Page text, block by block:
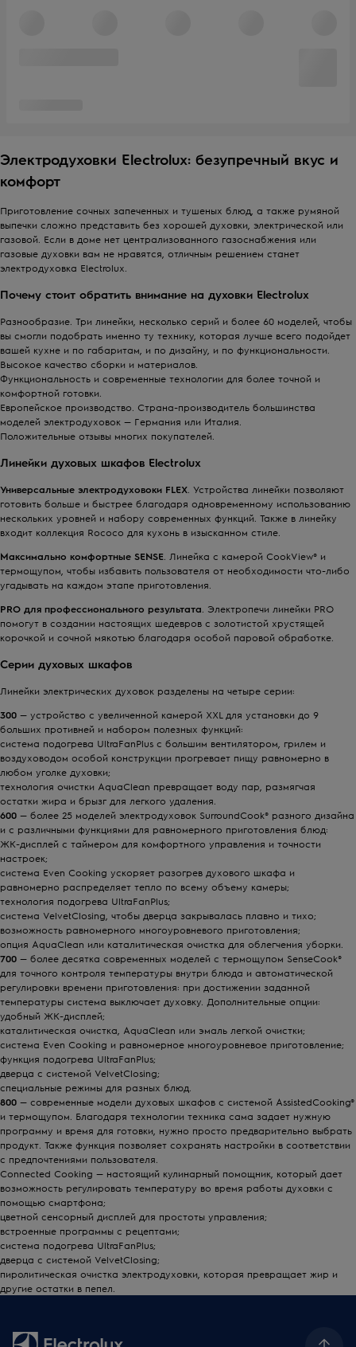
Электродуховки Electrolux: безупречный вкус и
комфорт
Приготовление сочных запеченных и тушеных блюд, а также румяной
выпечки сложно представить без хорошей духовки, электрической или
газовой. Если в доме нет централизованного газоснабжения или
газовые духовки вам не нравятся, отличным решением станет
электродуховка Electrolux.
Почему стоит обратить внимание на духовки Electrolux
Разнообразие. Три линейки, несколько серий и более 60 моделей, чтобы
вы смогли подобрать именно ту технику, которая лучше всего подойдет
вашей кухне и по габаритам, и по дизайну, и по функциональности.
Высокое качество сборки и материалов.
Функциональность и современные технологии для более точной и
комфортной готовки.
Европейское производство. Страна-производитель большинства
моделей электродуховок — Германия или Италия.
Положительные отзывы многих покупателей.
Линейки духовых шкафов Electrolux
Универсальные электродуховоки FLEX . Устройства линейки позволяют
готовить больше и быстрее благодаря одновременному использованию
нескольких уровней и набору современных функций. Также в линейку
входит коллекция Rococo для кухонь в изысканном стиле.
Максимально комфортные SENSE . Линейка с камерой CookView® и
термощупом, чтобы избавить пользователя от необходимости что-либо
угадывать на каждом этапе приготовления.
PRO для профессионального результата . Электропечи линейки PRO
помогут в создании настоящих шедевров с золотистой хрустящей
корочкой и сочной мякотью благодаря особой паровой обработке.
Серии духовых шкафов
Линейки электрических духовок разделены на четыре серии:
300 — устройство с увеличенной камерой XXL для установки до 9
больших противней и набором полезных функций:
система подогрева UltraFanPlus с большим вентилятором, грилем и
воздуховодом особой конструкции прогревает пищу равномерно в
любом уголке духовки;
технология очистки AquaClean превращает воду пар, размягчая
остатки жира и брызг для легкого удаления.
600 — более 25 моделей электродуховок SurroundCook® разного дизайна
и с различными функциями для равномерного приготовления блюд:
ЖК-дисплей с таймером для комфортного управления и точности
настроек;
система Even Cooking ускоряет разогрев духового шкафа и
равномерно распределяет тепло по всему объему камеры;
технология подогрева UltraFanPlus;
система VelvetClosing, чтобы дверца закрывалась плавно и тихо;
возможность равномерного многоуровневого приготовления;
опция AquaClean или каталитическая очистка для облегчения уборки.
700 — более десятка современных моделей с термощупом SenseCook®
для точного контроля температуры внутри блюда и автоматической
регулировки времени приготовления: при достижении заданной
температуры система выключает духовку. Дополнительные опции:
удобный ЖК-дисплей;
каталитическая очистка, AquaClean или эмаль легкой очистки;
система Even Cooking и равномерное многоуровневое приготовление;
функция подогрева UltraFanPlus;
дверца с системой VelvetClosing;
специальные режимы для разных блюд.
800 — современные модели духовых шкафов с системой AssistedCooking®
и термощупом. Благодаря технологии техника сама задает нужную
программу и время для готовки, нужно просто предварительно выбрать
продукт. Также функция позволяет сохранять настройки в соответствии
с предпочтениями пользователя.
Connected Cooking — настоящий кулинарный помощник, который дает
возможность регулировать температуру во время работы духовки с
помощью смартфона;
цветной сенсорный дисплей для простоты управления;
встроенные программы с рецептами;
система подогрева UltraFanPlus;
дверца с системой VelvetClosing;
пиролитическая очистка электродуховки, которая превращает жир и
другие остатки в пепел.